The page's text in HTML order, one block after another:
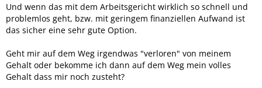
Und wenn das mit dem Arbeitsgericht wirklich so schnell und
problemlos geht, bzw. mit geringem finanziellen Aufwand ist
das sicher eine sehr gute Option.
Geht mir auf dem Weg irgendwas "verloren" von meinem
Gehalt oder bekomme ich dann auf dem Weg mein volles
Gehalt dass mir noch zusteht?